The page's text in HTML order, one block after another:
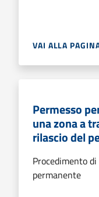
VAI ALLA
Permesso
una zona a
rilascio del
Procedimento
permanente